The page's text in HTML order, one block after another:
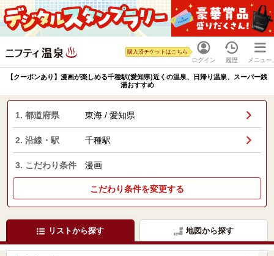
ログイン
購入済チケットはこちら
履歴 メニュー
【クーポンあり】漫画が楽しめる千種駅(愛知県)近くの温泉、日帰り温泉、スーパー銭
湯おすすめ
1. 都道府県 東海 / 愛知県
2. 沿線・駅 千種駅
3. こだわり条件 漫画
こだわり条件を変更する
リストから探す 地図から探す